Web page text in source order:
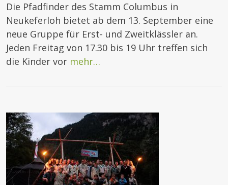
Die Pfadfinder des Stamm Columbus in
Neukeferloh bietet ab dem 13. September eine
neue Gruppe für Erst- und Zweitklässler an.
Jeden Freitag von 17.30 bis 19 Uhr treffen sich
die Kinder vor mehr…